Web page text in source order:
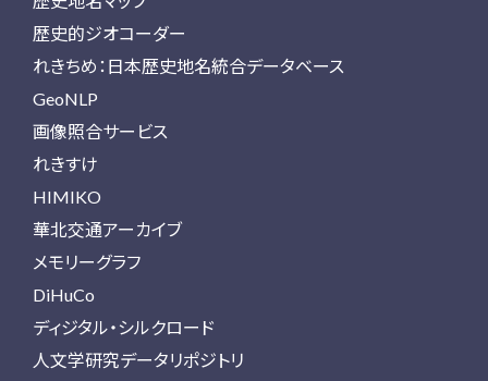
歴史的ジオコーダー
れきちめ：日本歴史地名統合データベース
GeoNLP
画像照合サービス
れきすけ
HIMIKO
華北交通アーカイブ
メモリーグラフ
DiHuCo
ディジタル・シルクロード
人文学研究データリポジトリ